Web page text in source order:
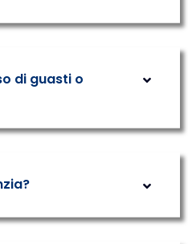
di guasti o